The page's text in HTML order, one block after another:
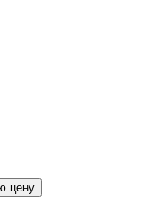
цену